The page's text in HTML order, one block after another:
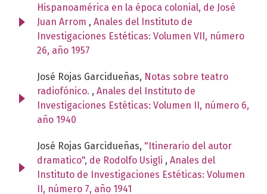
Hispanoamérica en la época colonial, de José
Juan Arrom , Anales del Instituto de
Investigaciones Estéticas: Volumen VII, número
26, año 1957
José Rojas Garcidueñas, Notas sobre teatro
radiofónico. , Anales del Instituto de
Investigaciones Estéticas: Volumen II, número 6,
año 1940
José Rojas Garcidueñas, "Itinerario del autor
dramatico", de Rodolfo Usigli , Anales del
Instituto de Investigaciones Estéticas: Volumen
II, número 7, año 1941